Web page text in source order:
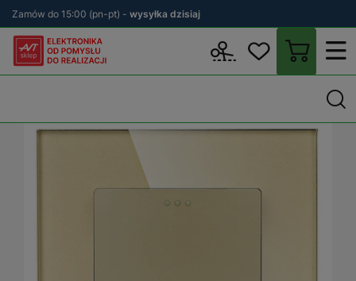
Zamów do 15:00 (pn-pt) - wysyłka dzisiaj
Osprzęt elektryczny i